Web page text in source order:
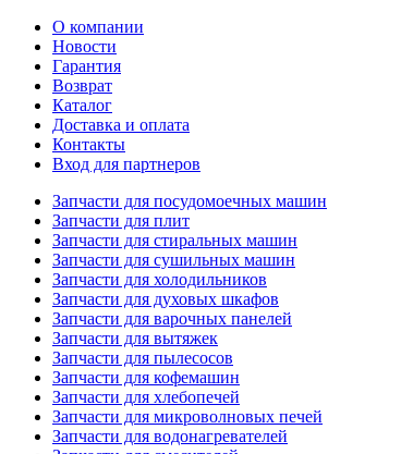
О компании
Новости
Гарантия
Возврат
Каталог
Доставка и оплата
Контакты
Вход для партнеров
Запчасти для посудомоечных машин
Запчасти для плит
Запчасти для стиральных машин
Запчасти для сушильных машин
Запчасти для холодильников
Запчасти для духовых шкафов
Запчасти для варочных панелей
Запчасти для вытяжек
Запчасти для пылесосов
Запчасти для кофемашин
Запчасти для хлебопечей
Запчасти для микроволновых печей
Запчасти для водонагревателей